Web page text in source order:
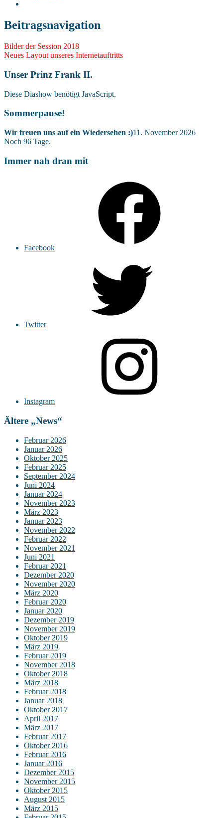
Beitragsnavigation
Bilder der Session 2018
Neues Layout unseres Internetauftritts
Unser Prinz Frank II.
Diese Diashow benötigt JavaScript.
Sommerpause!
Wir freuen uns auf ein Wiedersehen :)11. November 2026
Noch 96 Tage.
Immer nah dran mit
Facebook
Twitter
Instagram
Ältere „News“
Februar 2026
Januar 2026
Oktober 2025
Februar 2025
September 2024
Juni 2024
Januar 2024
November 2023
März 2023
Januar 2023
November 2022
Februar 2022
November 2021
Juni 2021
Februar 2021
Dezember 2020
November 2020
März 2020
Februar 2020
Januar 2020
Dezember 2019
November 2019
Oktober 2019
März 2019
Februar 2019
November 2018
Oktober 2018
März 2018
Februar 2018
Januar 2018
Oktober 2017
April 2017
März 2017
Februar 2017
Oktober 2016
Februar 2016
Januar 2016
Dezember 2015
November 2015
Oktober 2015
August 2015
März 2015